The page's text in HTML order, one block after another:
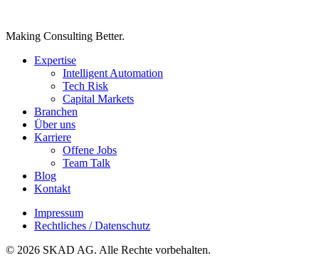
Making Consulting Better.
Expertise
Intelligent Automation
Tech Risk
Capital Markets
Branchen
Über uns
Karriere
Offene Jobs
Team Talk
Blog
Kontakt
Impressum
Rechtliches / Datenschutz
© 2026 SKAD AG. Alle Rechte vorbehalten.